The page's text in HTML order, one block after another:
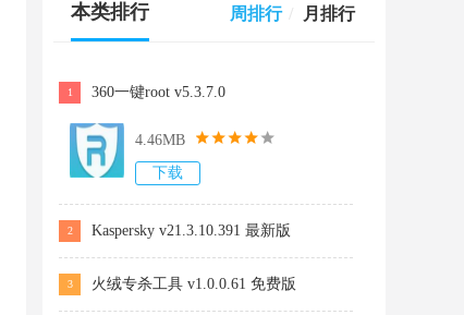
本类排行 周排行 月排行
1 360一键root v5.3.7.0
4.46MB
下载
2 Kaspersky v21.3.10.391 最新版
3 火绒专杀工具 v1.0.0.61 免费版